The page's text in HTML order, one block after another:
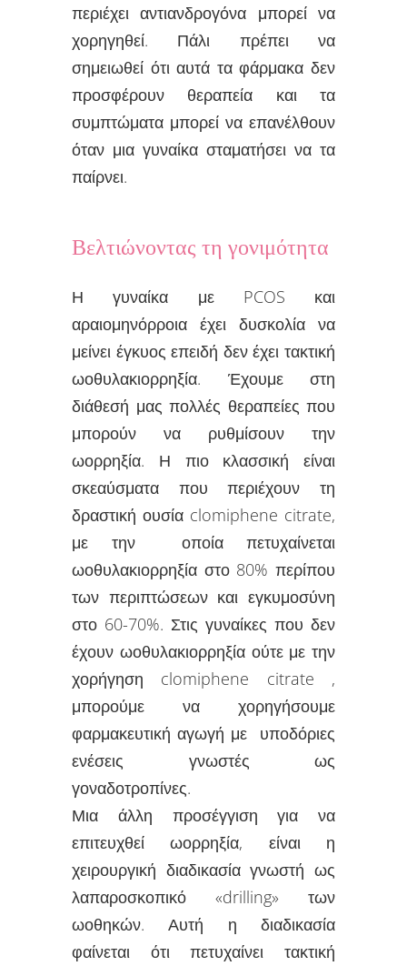
περιέχει αντιανδρογόνα μπορεί να
χορηγηθεί. Πάλι πρέπει να
σημειωθεί ότι αυτά τα φάρμακα δεν
προσφέρουν θεραπεία και τα
συμπτώματα μπορεί να επανέλθουν
όταν μια γυναίκα σταματήσει να τα
παίρνει.
Βελτιώνοντας τη γονιμότητα
Η γυναίκα με PCOS και
αραιομηνόρροια έχει δυσκολία να
μείνει έγκυος επειδή δεν έχει τακτική
ωοθυλακιορρηξία. Έχουμε στη
διάθεσή μας πολλές θεραπείες που
μπορούν να ρυθμίσουν την
ωορρηξία. Η πιο κλασσική είναι
σκεαύσματα που περιέχουν τη
δραστική ουσία clomiphene citrate,
με την οποία πετυχαίνεται
ωοθυλακιορρηξία στο 80% περίπου
των περιπτώσεων και εγκυμοσύνη
στο 60-70%. Στις γυναίκες που δεν
έχουν ωοθυλακιορρηξία ούτε με την
χορήγηση clomiphene citrate ,
μπορούμε να χορηγήσουμε
φαρμακευτική αγωγή με υποδόριες
ενέσεις γνωστές ως
γοναδοτροπίνες.
Μια άλλη προσέγγιση για να
επιτευχθεί ωορρηξία, είναι η
χειρουργική διαδικασία γνωστή ως
λαπαροσκοπικό «drilling» των
ωοθηκών. Αυτή η διαδικασία
φαίνεται ότι πετυχαίνει τακτική